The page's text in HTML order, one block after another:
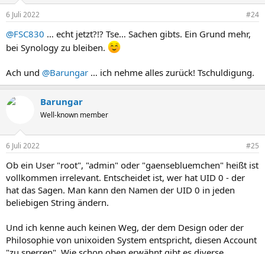
e
:
6 Juli 2022 #24
@FSC830 … echt jetzt?!? Tse… Sachen gibts. Ein Grund mehr,
bei Synology zu bleiben.
Ach und @Barungar … ich nehme alles zurück! Tschuldigung.
Barungar
Well-known member
6 Juli 2022 #25
Ob ein User "root", "admin" oder "gaensebluemchen" heißt ist
vollkommen irrelevant. Entscheidet ist, wer hat UID 0 - der
hat das Sagen. Man kann den Namen der UID 0 in jeden
beliebigen String ändern.
Und ich kenne auch keinen Weg, der dem Design oder der
Philosophie von unixoiden System entspricht, diesen Account